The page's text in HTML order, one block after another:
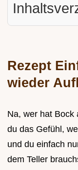
Rezept
wieder
Na, wer hat Bock
du das Gefühl,
und du einfach
dem Teller